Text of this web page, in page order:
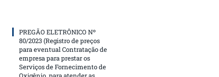
PREGÃO ELETRÔNICO Nº
80/2023 (Registro de preços
para eventual Contratação de
empresa para prestar os
Serviços de Fornecimento de